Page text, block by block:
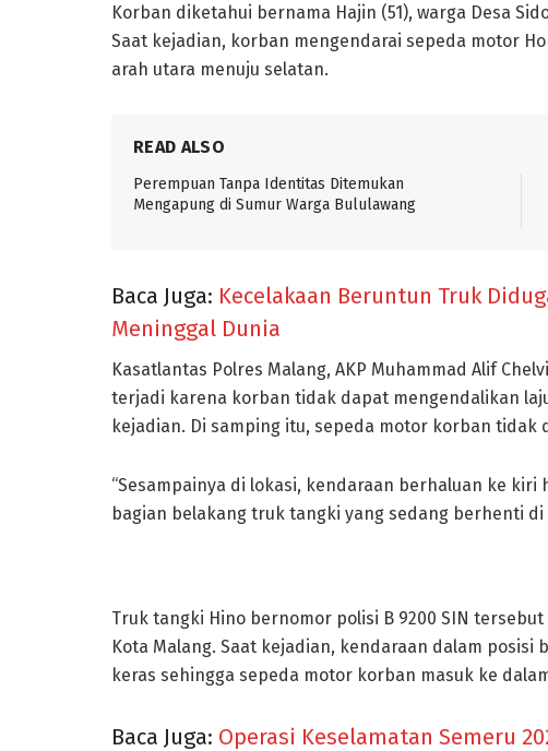
Korban diketahui bernama Hajin (51), warga Desa
Saat kejadian, korban mengendarai sepeda motor
arah utara menuju selatan.
READ ALSO
Perempuan Tanpa Identitas Ditemukan
Mengapung di Sumur Warga Bululawang
Baca Juga: Kecelakaan Beruntun Truk
Meninggal Dunia
Kasatlantas Polres Malang, AKP Muhammad Alif
terjadi karena korban tidak dapat mengendalikan
kejadian. Di samping itu, sepeda motor korban tidak
“Sesampainya di lokasi, kendaraan berhaluan ke
bagian belakang truk tangki yang sedang berhenti di
Truk tangki Hino bernomor polisi B 9200 SIN
Kota Malang. Saat kejadian, kendaraan dalam
keras sehingga sepeda motor korban masuk ke
Baca Juga: Operasi Keselamatan Semeru